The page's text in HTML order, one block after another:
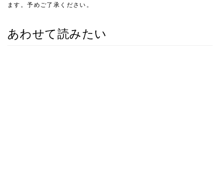
ます。予めご了承ください。
あわせて読みたい